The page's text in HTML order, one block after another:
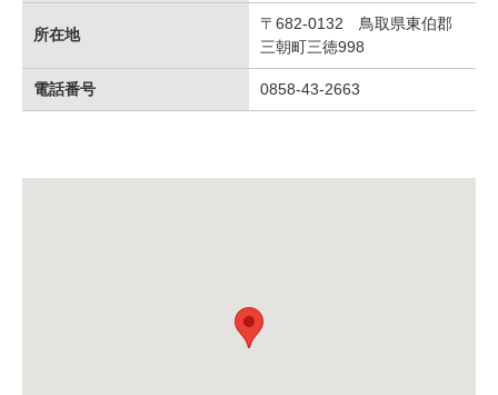
所在地
〒682-0132 鳥取県東伯郡
三朝町三徳998
電話番号 0858-43-2663